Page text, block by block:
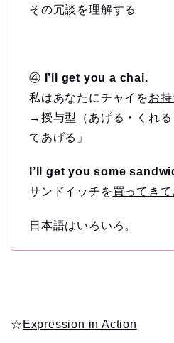
その冗談を理解する
④
I’ll get you a chai.
私はあなたにチャイをお
→授与型（あげる・くれる
てあげる」
I’ll get you some
サンドイッチを買ってきて
日本語はいろいろ。
☆ Expression in Action